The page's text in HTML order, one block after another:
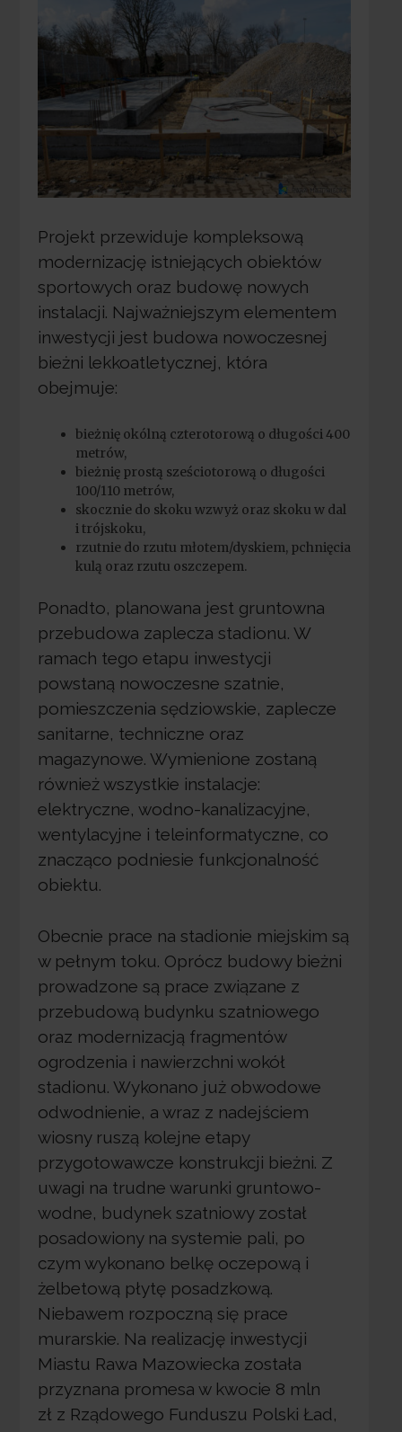
Projekt przewiduje kompleksową
modernizację istniejących obiektów
sportowych oraz budowę nowych
instalacji. Najważniejszym elementem
inwestycji jest budowa nowoczesnej
bieżni lekkoatletycznej, która
obejmuje:
bieżnię okólną czterotorową o długości 400
metrów,
bieżnię prostą sześciotorową o długości
100/110 metrów,
skocznie do skoku wzwyż oraz skoku w dal
i trójskoku,
rzutnie do rzutu młotem/dyskiem, pchnięcia
kulą oraz rzutu oszczepem.
Ponadto, planowana jest gruntowna
przebudowa zaplecza stadionu. W
ramach tego etapu inwestycji
powstaną nowoczesne szatnie,
pomieszczenia sędziowskie, zaplecze
sanitarne, techniczne oraz
magazynowe. Wymienione zostaną
również wszystkie instalacje:
elektryczne, wodno-kanalizacyjne,
wentylacyjne i teleinformatyczne, co
znacząco podniesie funkcjonalność
obiektu.
Obecnie prace na stadionie miejskim są
w pełnym toku. Oprócz budowy bieżni
prowadzone są prace związane z
przebudową budynku szatniowego
oraz modernizacją fragmentów
ogrodzenia i nawierzchni wokół
stadionu. Wykonano już obwodowe
odwodnienie, a wraz z nadejściem
wiosny ruszą kolejne etapy
przygotowawcze konstrukcji bieżni. Z
uwagi na trudne warunki gruntowo-
wodne, budynek szatniowy został
posadowiony na systemie pali, po
czym wykonano belkę oczepową i
żelbetową płytę posadzkową.
Niebawem rozpoczną się prace
murarskie. Na realizację inwestycji
Miastu Rawa Mazowiecka została
przyznana promesa w kwocie 8 mln
zł z Rządowego Funduszu Polski Ład,